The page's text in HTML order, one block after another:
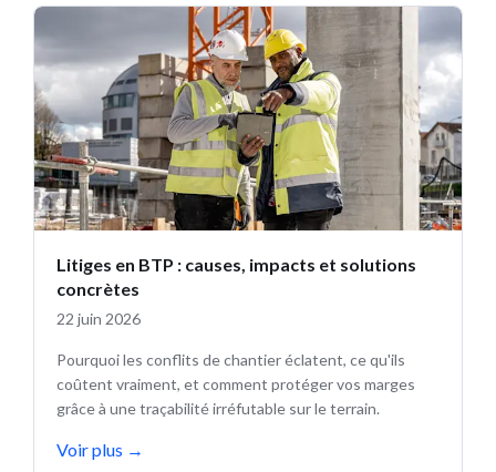
Litiges en BTP : causes, impacts et solutions
concrètes
22 juin 2026
Pourquoi les conflits de chantier éclatent, ce qu'ils
coûtent vraiment, et comment protéger vos marges
grâce à une traçabilité irréfutable sur le terrain.
Voir plus →